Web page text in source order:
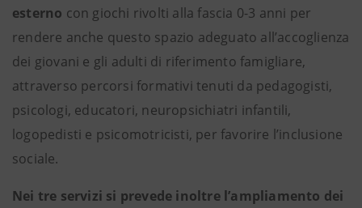
esterno con giochi rivolti alla fascia 0-3 anni per
rendere anche questo spazio adeguato all’accoglienza
dei giovani e gli adulti di riferimento famigliare,
attraverso percorsi formativi tenuti da pedagogisti,
psicologi, educatori, neuropsichiatri infantili,
logopedisti e psicomotricisti, per favorire l’inclusione
sociale.
Nei tre servizi si prevede inoltre l’ampliamento dei